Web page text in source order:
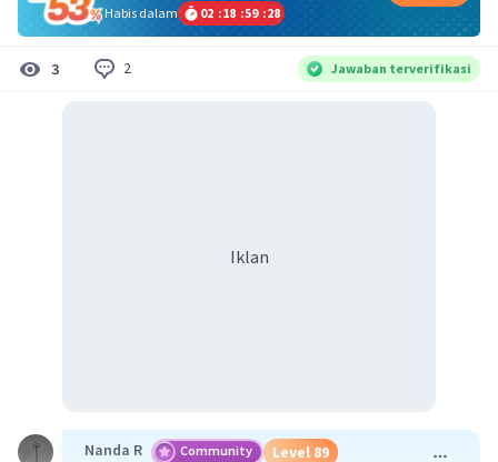
Habis dalam
02 :18 :59 :27
3 2 Jawaban terverifikasi
Iklan
Nanda R Community Level 89